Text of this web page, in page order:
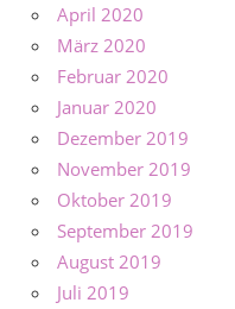
April 2020
März 2020
Februar 2020
Januar 2020
Dezember 2019
November 2019
Oktober 2019
September 2019
August 2019
Juli 2019